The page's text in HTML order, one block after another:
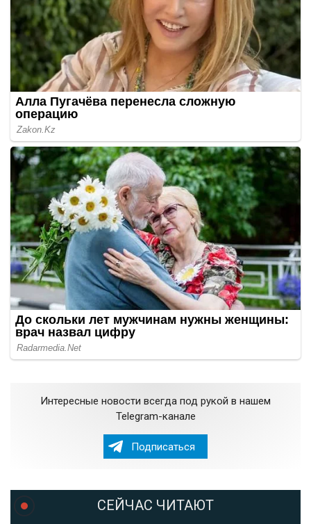
Интересные новости всегда под рукой в нашем
Telegram-канале
Подписаться
СЕЙЧАС ЧИТАЮТ